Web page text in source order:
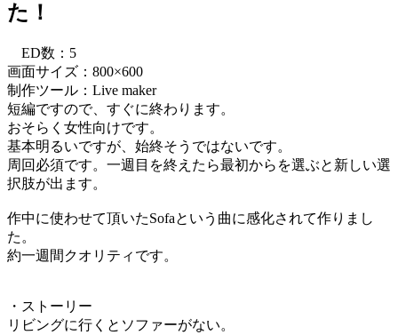
た！
ED数：5
画面サイズ：800×600
制作ツール：Live maker
短編ですので、すぐに終わります。
おそらく女性向けです。
基本明るいですが、始終そうではないです。
周回必須です。一週目を終えたら最初からを選ぶと新しい選
択肢が出ます。
作中に使わせて頂いたSofaという曲に感化されて作りまし
た。
約一週間クオリティです。
・ストーリー
リビングに行くとソファーがない。